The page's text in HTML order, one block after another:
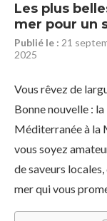
Les plus
mer pour un
Publié le : 21
2025
Vous rêvez de
Bonne nouvelle :
Méditerranée à la
vous soyez
de saveurs
mer qui vous